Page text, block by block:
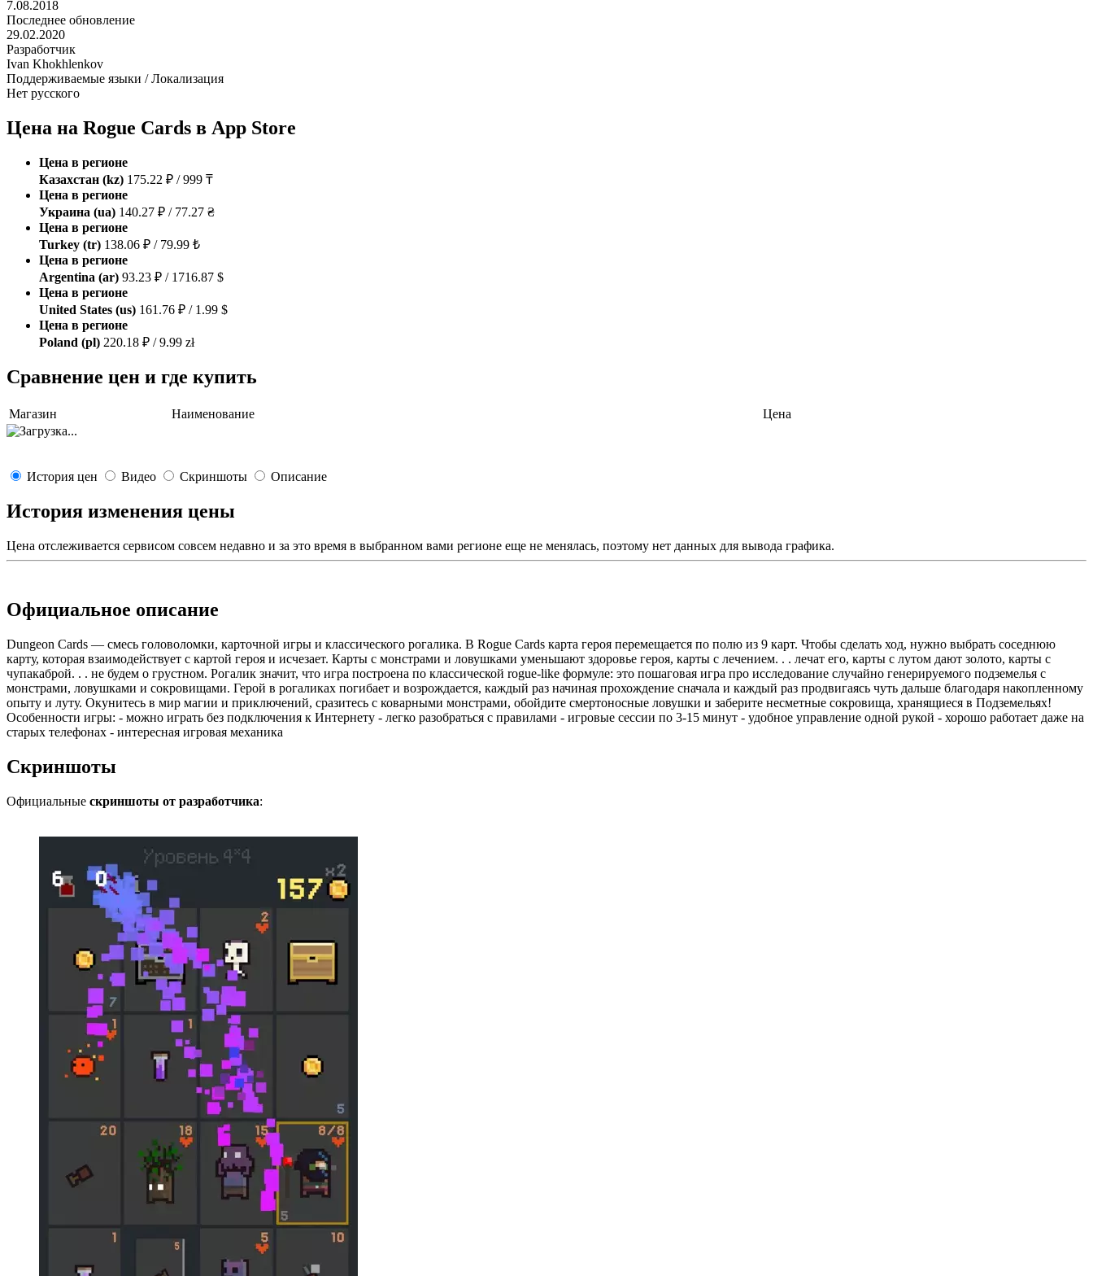
7.08.2018
Последнее обновление
29.02.2020
Разработчик
Ivan Khokhlenkov
Поддерживаемые языки / Локализация
Нет русского
Цена на Rogue Cards в App Store
Цена в регионе
Казахстан (kz) 175.22 ₽ / 999 ₸
Цена в регионе
Украина (ua) 140.27 ₽ / 77.27 ₴
Цена в регионе
Turkey (tr) 138.06 ₽ / 79.99 ₺
Цена в регионе
Argentina (ar) 93.23 ₽ / 1716.87 $
Цена в регионе
United States (us) 161.76 ₽ / 1.99 $
Цена в регионе
Poland (pl) 220.18 ₽ / 9.99 zł
Сравнение цен и где купить
Магазин Наименование Цена
История цен Видео Скриншоты Описание
История изменения цены
Цена отслеживается сервисом совсем недавно и за это время в выбранном вами регионе еще не менялась, поэтому нет данных для вывода графика.
Официальное описание
Dungeon Cards — смесь головоломки, карточной игры и классического рогалика. В Rogue Cards карта героя перемещается по полю из 9 карт. Чтобы сделать ход, нужно выбрать соседнюю
карту, которая взаимодействует с картой героя и исчезает. Карты с монстрами и ловушками уменьшают здоровье героя, карты с лечением. . . лечат его, карты с лутом дают золото, карты с
чупакаброй. . . не будем о грустном. Рогалик значит, что игра построена по классической rogue-like формуле: это пошаговая игра про исследование случайно генерируемого подземелья с
монстрами, ловушками и сокровищами. Герой в рогаликах погибает и возрождается, каждый раз начиная прохождение сначала и каждый раз продвигаясь чуть дальше благодаря накопленному
опыту и луту. Окунитесь в мир магии и приключений, сразитесь с коварными монстрами, обойдите смертоносные ловушки и заберите несметные сокровища, хранящиеся в Подземельях!
Особенности игры: - можно играть без подключения к Интернету - легко разобраться с правилами - игровые сессии по 3-15 минут - удобное управление одной рукой - хорошо работает даже на
старых телефонах - интересная игровая механика
Скриншоты
Официальные скриншоты от разработчика: